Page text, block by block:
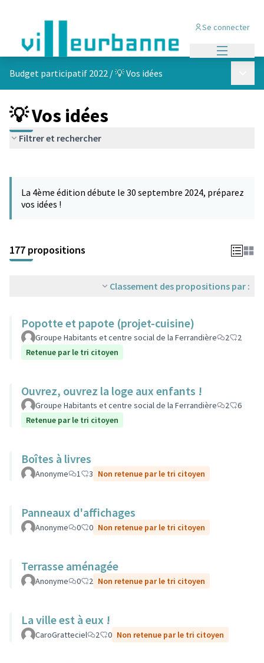
Se connecter
Budget participatif 2022 /💡 Vos idées
💡 Vos idées
Filtrer et rechercher
−
La 4ème édition débute le 30 septembre 2024, préparez
vos idées !
177 propositions
Classement des propositions par :
Popotte et papote (projet-cuisine)
Groupe Habitants et centre social de la Ferrandière 2
2
Retenue par le tri citoyen
Ouvrez, ouvrez la loge aux enfants !
Groupe Habitants et centre social de la Ferrandière 2
6
Retenue par le tri citoyen
Boîtes à livres
Anonyme 1 3 Non retenue par le tri citoyen
Panneaux d'affichages
Anonyme 0 0 Non retenue par le tri citoyen
Terrasse aménagée
Anonyme 0 2 Non retenue par le tri citoyen
La ville est à eux !
CaroGratteciel 2 0 Non retenue par le tri citoyen